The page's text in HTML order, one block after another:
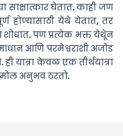
साक्षात्कार घेतात. काही जण
होण्यासाठी येथे येतात, तर
शोधात. पण प्रत्येक भक्त येथेून
आणि परमेश्वराशी अजोड
यात्रा केवळ एक तीर्थयात्रा
अनुभव ठरतो.